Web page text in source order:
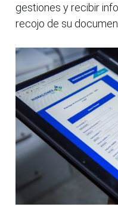
gestiones y recibir
recojo de su